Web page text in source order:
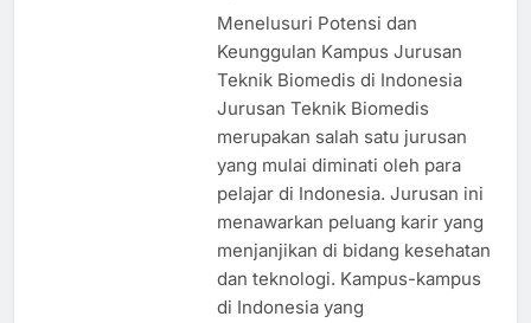
Menelusuri Potensi dan
Keunggulan Kampus Jurusan
Teknik Biomedis di Indonesia
Jurusan Teknik Biomedis
merupakan salah satu jurusan
yang mulai diminati oleh para
pelajar di Indonesia. Jurusan ini
menawarkan peluang karir yang
menjanjikan di bidang kesehatan
dan teknologi. Kampus-kampus
di Indonesia yang